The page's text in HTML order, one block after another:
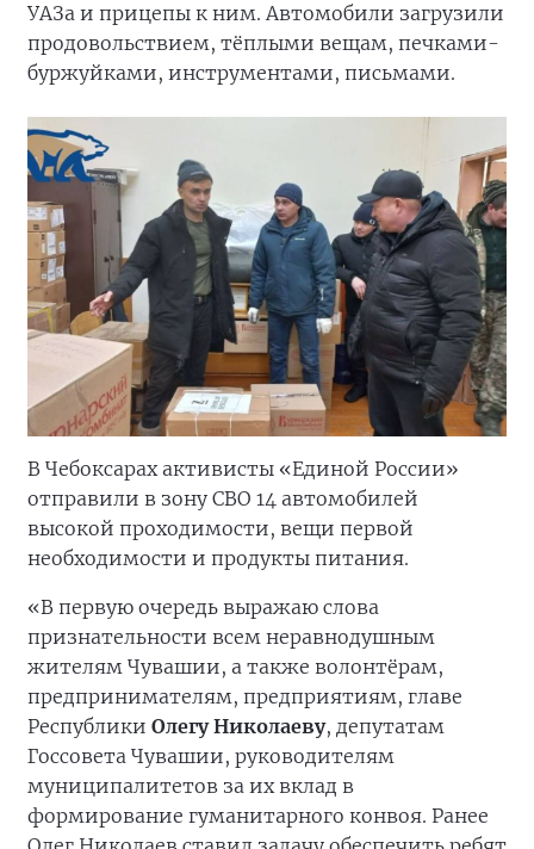
УАЗа и прицепы к ним. Автомобили загрузили
продовольствием, тёплыми вещам, печками-
буржуйками, инструментами, письмами.
В Чебоксарах активисты «Единой России»
отправили в зону СВО 14 автомобилей
высокой проходимости, вещи первой
необходимости и продукты питания.
«В первую очередь выражаю слова
признательности всем неравнодушным
жителям Чувашии, а также волонтёрам,
предпринимателям, предприятиям, главе
Республики Олегу Николаеву, депутатам
Госсовета Чувашии, руководителям
муниципалитетов за их вклад в
формирование гуманитарного конвоя. Ранее